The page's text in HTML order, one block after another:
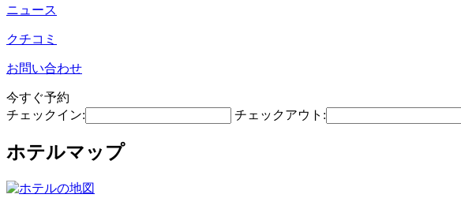
ニュース
クチコミ
お問い合わせ
今すぐ予約
チェックイン:
チェックアウト:
ホテルマップ